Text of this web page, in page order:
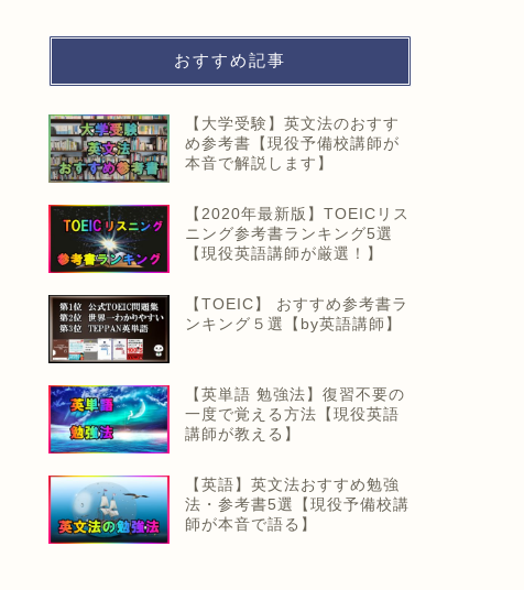
おすすめ記事
【大学受験】英文法のおすす
め参考書【現役予備校講師が
本音で解説します】
【2020年最新版】TOEICリス
ニング参考書ランキング5選
【現役英語講師が厳選！】
【TOEIC】 おすすめ参考書ラ
ンキング５選【by英語講師】
【英単語 勉強法】復習不要の
一度で覚える方法【現役英語
講師が教える】
【英語】英文法おすすめ勉強
法・参考書5選【現役予備校講
師が本音で語る】